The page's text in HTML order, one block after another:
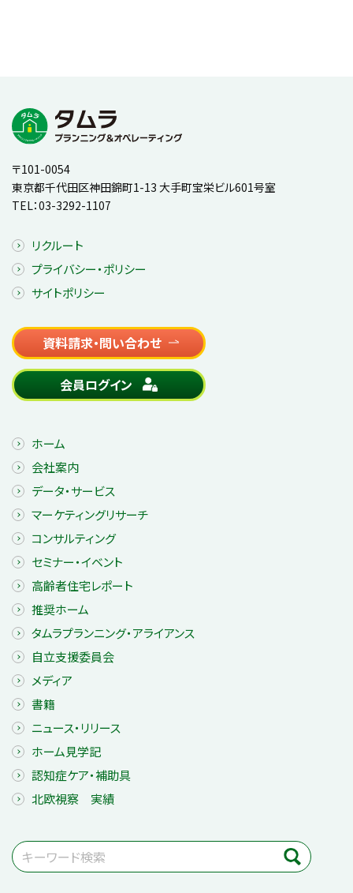
〒101-0054
東京都千代田区神田錦町1-13 大手町宝栄ビル601号室
TEL：03-3292-1107
リクルート
プライバシー・ポリシー
サイトポリシー
資料請求・問い合わせ
会員ログイン
ホーム
会社案内
データ・サービス
マーケティングリサーチ
コンサルティング
セミナー・イベント
高齢者住宅レポート
推奨ホーム
タムラプランニング・アライアンス
自立支援委員会
メディア
書籍
ニュース・リリース
ホーム見学記
認知症ケア・補助具
北欧視察 実績